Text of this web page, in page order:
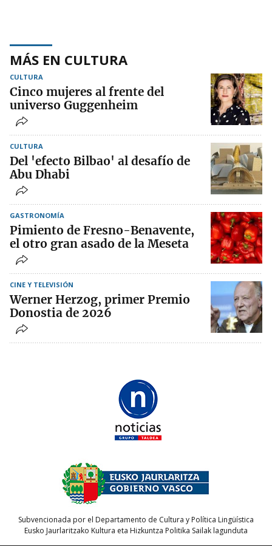
MÁS EN CULTURA
CULTURA
Cinco mujeres al frente del
universo Guggenheim
CULTURA
Del 'efecto Bilbao' al desafío de
Abu Dhabi
GASTRONOMÍA
Pimiento de Fresno-Benavente,
el otro gran asado de la Meseta
CINE Y TELEVISIÓN
Werner Herzog, primer Premio
Donostia de 2026
Subvencionada por el Departamento de Cultura y Política Lingüística
Eusko Jaurlaritzako Kultura eta Hizkuntza Politika Sailak lagunduta